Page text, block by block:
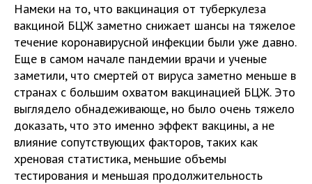
Намеки на то, что вакцинация от туберкулеза
вакциной БЦЖ заметно снижает шансы на тяжелое
течение коронавирусной инфекции были уже давно.
Еще в самом начале пандемии врачи и ученые
заметили, что смертей от вируса заметно меньше в
странах с большим охватом вакцинацией БЦЖ. Это
выглядело обнадеживающе, но было очень тяжело
доказать, что это именно эффект вакцины, а не
влияние сопутствующих факторов, таких как
хреновая статистика, меньшие объемы
тестирования и меньшая продолжительность